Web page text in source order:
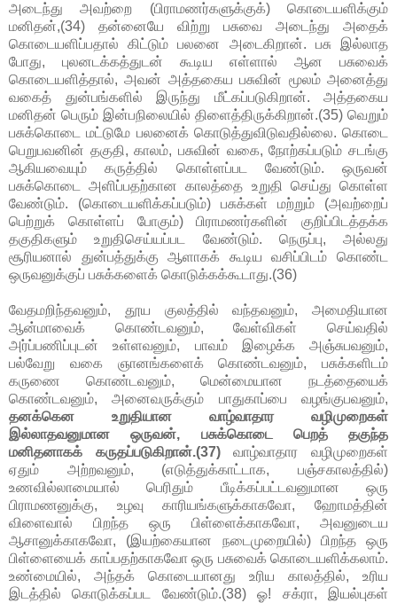
அடைந்து அவற்றை (பிராமணர்களுக்குக்) கொடையளிக்கும்
மனிதன்,(34) தன்னையே விற்று பசுவை அடைந்து அதைக்
கொடையளிப்பதால் கிட்டும் பலனை அடைகிறான். பசு இல்லாத
போது, புலனடக்கத்துடன் கூடிய எள்ளால் ஆன பசுவைக்
கொடையளித்தால், அவன் அத்தகைய பசுவின் மூலம் அனைத்து
வகைத் துன்பங்களில் இருந்து மீட்கப்படுகிறான். அத்தகைய
மனிதன் பெரும் இன்பநிலையில் திளைத்திருக்கிறான்.(35) வெறும்
பசுக்கொடை மட்டுமே பலனைக் கொடுத்துவிடுவதில்லை. கொடை
பெறுபவனின் தகுதி, காலம், பசுவின் வகை, நோற்கப்படும் சடங்கு
ஆகியவையும் கருத்தில் கொள்ளப்பட வேண்டும். ஒருவன்
பசுக்கொடை அளிப்பதற்கான காலத்தை உறுதி செய்து கொள்ள
வேண்டும். (கொடையளிக்கப்படும்) பசுக்கள் மற்றும் (அவற்றைப்
பெற்றுக் கொள்ளப் போகும்) பிராமணர்களின் குறிப்பிடத்தக்க
தகுதிகளும் உறுதிசெய்யப்பட வேண்டும். நெருப்பு, அல்லது
சூரியனால் துன்பத்துக்கு ஆளாகக் கூடிய வசிப்பிடம் கொண்ட
ஒருவனுக்குப் பசுக்களைக் கொடுக்கக்கூடாது.(36)
வேதமறிந்தவனும், தூய குலத்தில் வந்தவனும், அமைதியான
ஆன்மாவைக் கொண்டவனும், வேள்விகள் செய்வதில்
அர்ப்பணிப்புடன் உள்ளவனும், பாவம் இழைக்க அஞ்சுபவனும்,
பல்வேறு வகை ஞானங்களைக் கொண்டவனும், பசுக்களிடம்
கருணை கொண்டவனும், மென்மையான நடத்தையைக்
கொண்டவனும், அனைவருக்கும் பாதுகாப்பை வழங்குபவனும்,
தனக்கென உறுதியான வாழ்வாதார வழிமுறைகள்
இல்லாதவனுமான ஒருவன், பசுக்கொடை பெறத் தகுந்த
மனிதனாகக் கருதப்படுகிறான்.(37)வாழ்வாதார வழிமுறைகள்
ஏதும் அற்றவனும், (எடுத்துக்காட்டாக, பஞ்சகாலத்தில்)
உணவில்லாமையால் பெரிதும் பீடிக்கப்பட்டவனுமான ஒரு
பிராமணனுக்கு, உழவு காரியங்களுக்காகவோ, ஹோமத்தின்
விளைவால் பிறந்த ஒரு பிள்ளைக்காகவோ, அவனுடைய
ஆசானுக்காகவோ, (இயற்கையான நடைமுறையில்) பிறந்த ஒரு
பிள்ளையைக் காப்பதற்காகவோ ஒரு பசுவைக் கொடையளிக்கலாம்.
உண்மையில், அந்தக் கொடையானது உரிய காலத்தில், உரிய
இடத்தில் கொடுக்கப்பட வேண்டும்.(38) ஓ! சக்ரா, இயல்புகள்